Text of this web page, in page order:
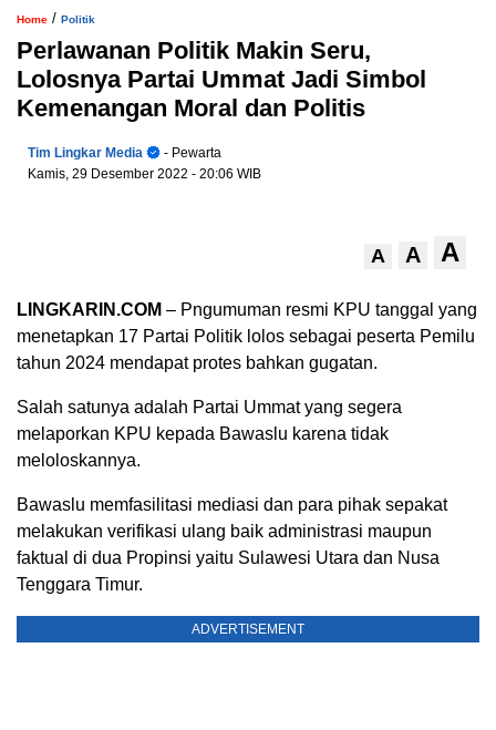
Home / Politik
Perlawanan Politik Makin Seru,
Lolosnya Partai Ummat Jadi Simbol
Kemenangan Moral dan Politis
Tim Lingkar Media
- Pewarta
Kamis, 29 Desember 2022 - 20:06 WIB
A A A
LINGKARIN.COM – Pngumuman resmi KPU tanggal yang
menetapkan 17 Partai Politik lolos sebagai peserta Pemilu
tahun 2024 mendapat protes bahkan gugatan.
Salah satunya adalah Partai Ummat yang segera
melaporkan KPU kepada Bawaslu karena tidak
meloloskannya.
Bawaslu memfasilitasi mediasi dan para pihak sepakat
melakukan verifikasi ulang baik administrasi maupun
faktual di dua Propinsi yaitu Sulawesi Utara dan Nusa
Tenggara Timur.
ADVERTISEMENT